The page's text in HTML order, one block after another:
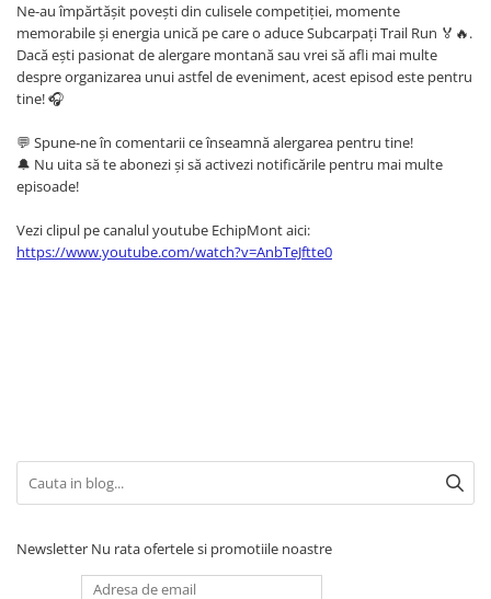
Femei
Copii
Parazapezi
Barbati
Femei
Copii
Jachete Ski/Snowboard
Barbati
Femei
Femei
Veste
Femei
Ne-au împărtășit povești din culisele competiției, momente
memorabile și energia unică pe care o aduce Subcarpați Trail Run 🏅🔥.
Dacă ești pasionat de alergare montană sau vrei să afli mai multe
despre organizarea unui astfel de eveniment, acest episod este pentru
tine! 🎧
💬 Spune-ne în comentarii ce înseamnă alergarea pentru tine!
🔔 Nu uita să te abonezi și să activezi notificările pentru mai multe
episoade!
Vezi clipul pe canalul youtube EchipMont aici:
https://www.youtube.com/watch?v=AnbTeJftte0
Newsletter Nu rata ofertele si promotiile noastre